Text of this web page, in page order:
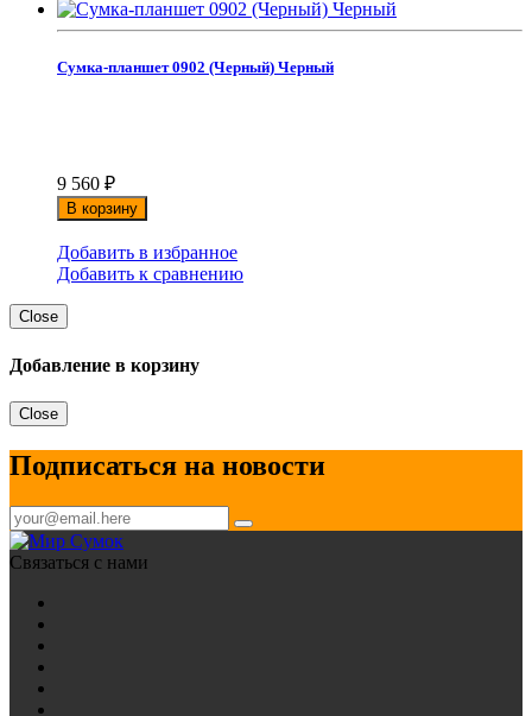
Сумка-планшет 0902 (Черный) Черный
9 560 ₽
В корзину
Добавить в избранное
Добавить к сравнению
Close
Добавление в корзину
Close
Подписаться на новости
Связаться с нами